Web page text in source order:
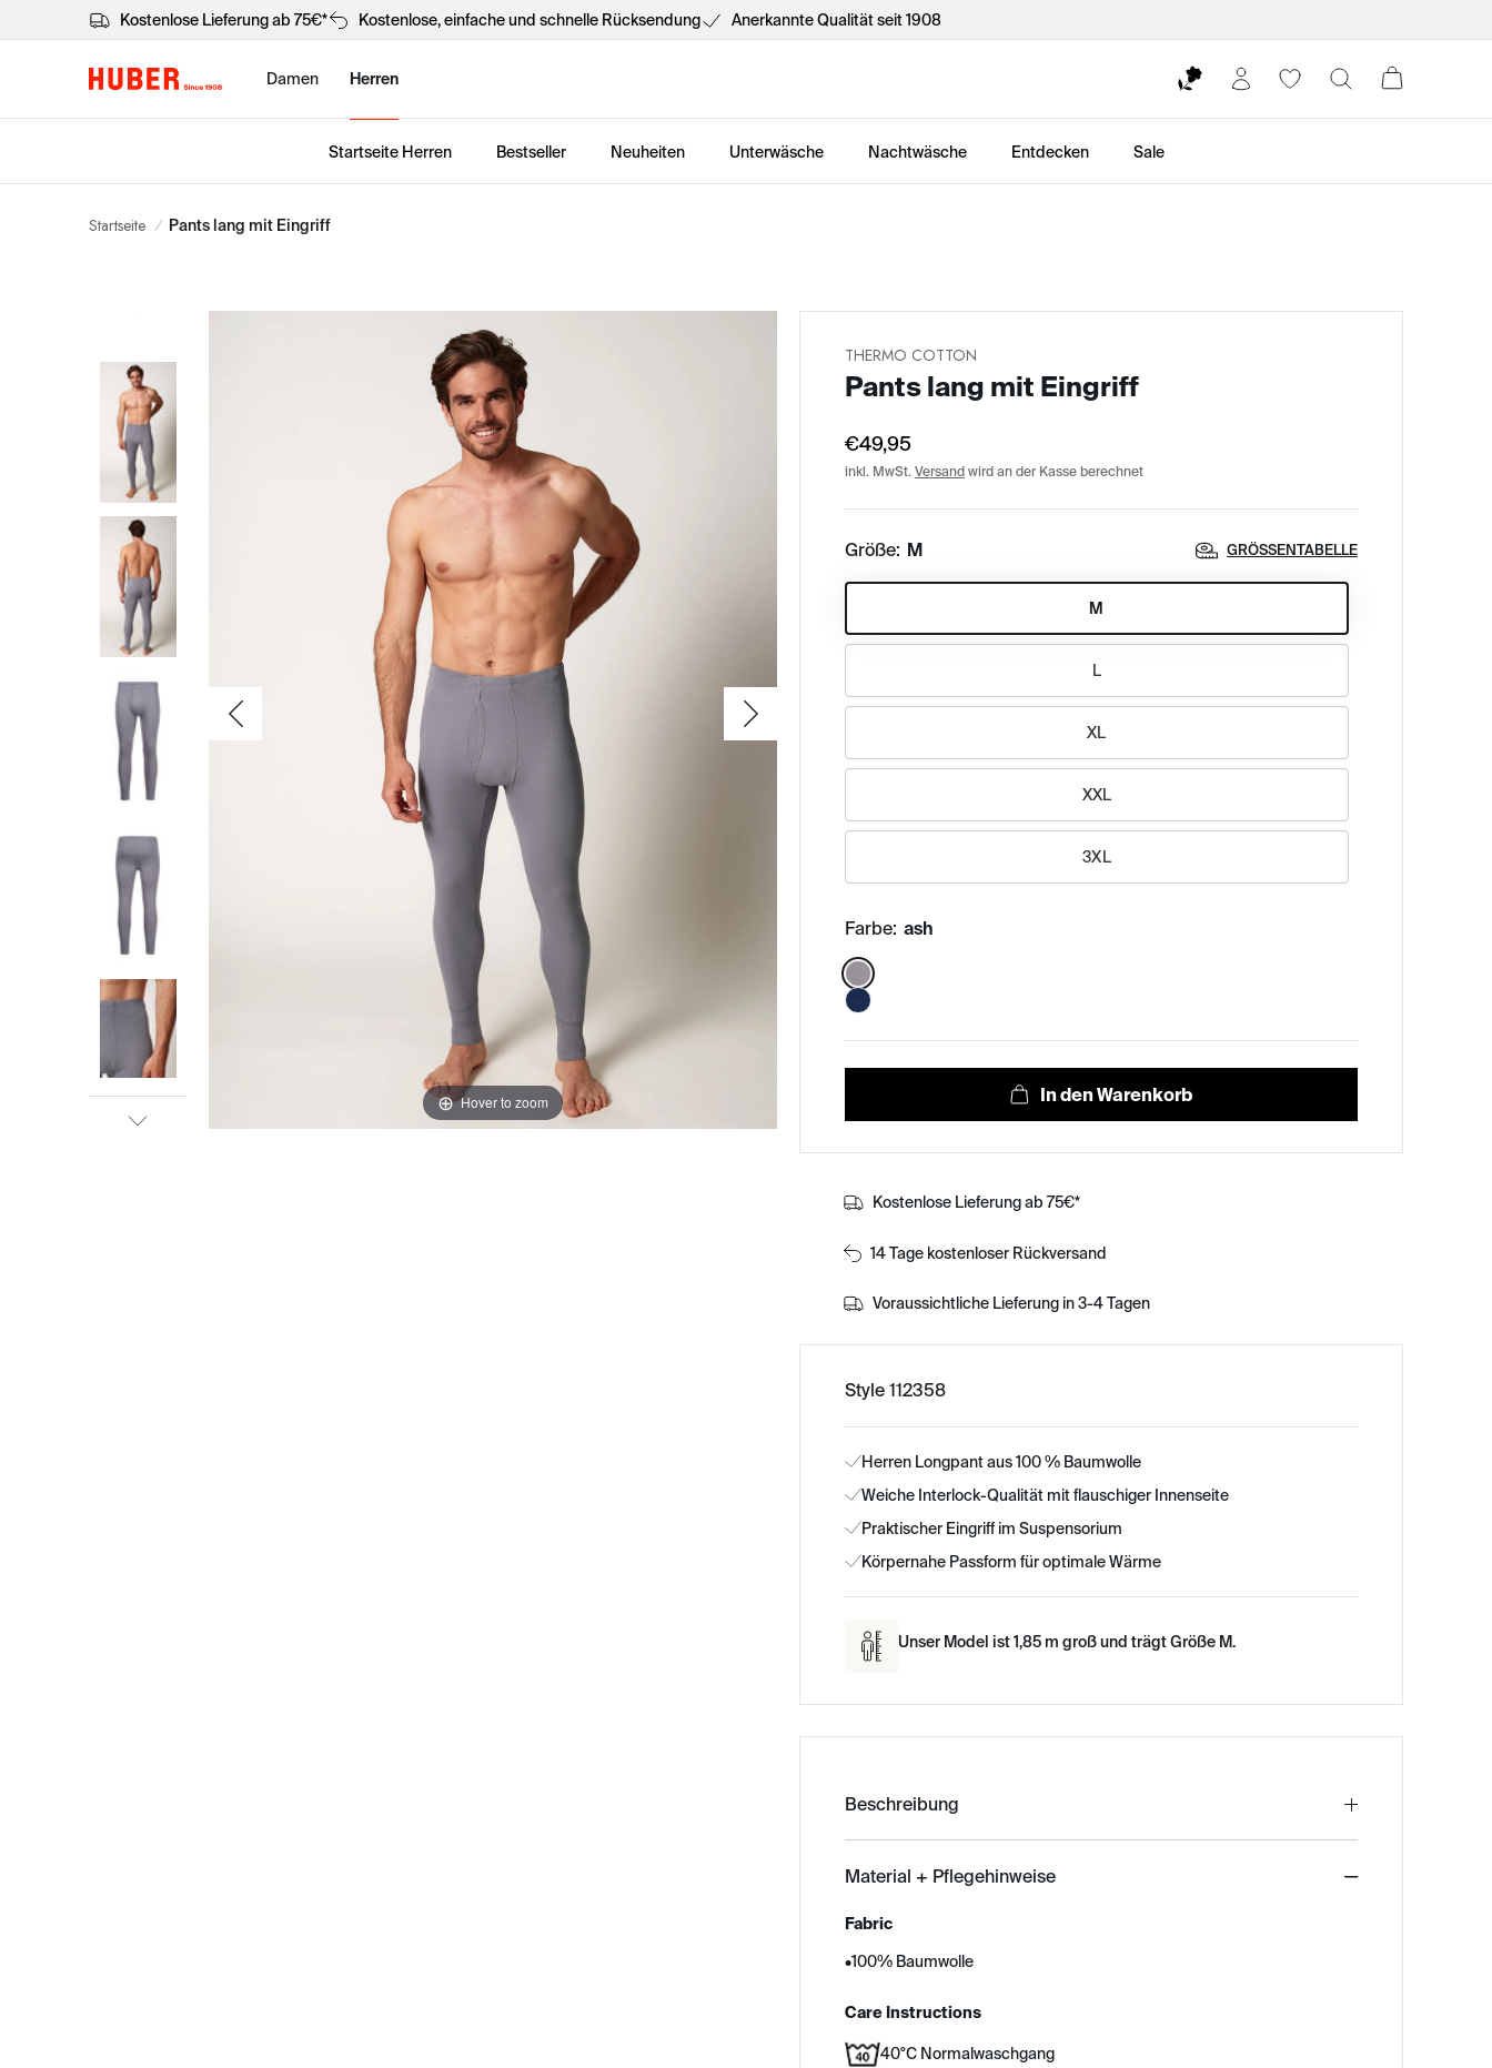
Kostenlose Lieferung ab 75€* Kostenlose, einfache und schnelle Rücksendung Anerkannte Qualität seit 1908
Damen Herren
Startseite Herren Bestseller Neuheiten Unterwäsche Nachtwäsche Entdecken Sale
Startseite / Pants lang mit Eingriff
Hover to zoom
THERMO COTTON
Pants lang mit Eingriff
€49,95
inkl. MwSt. Versand wird an der Kasse berechnet
Größe: M GRÖSSENTABELLE
M
L
XL
XXL
3XL
Farbe: ash
Color:
Kostenlose Lieferung ab 75€*
14 Tage kostenloser Rückversand
Voraussichtliche Lieferung in 3-4 Tagen
Style 112358
Herren Longpant aus 100 % Baumwolle
Weiche Interlock-Qualität mit flauschiger Innenseite
Praktischer Eingriff im Suspensorium
Körpernahe Passform für optimale Wärme
Unser Model ist 1,85 m groß und trägt Größe M.
Beschreibung
Material + Pflegehinweise
Fabric
•100% Baumwolle
Care Instructions
40°C Normalwaschgang